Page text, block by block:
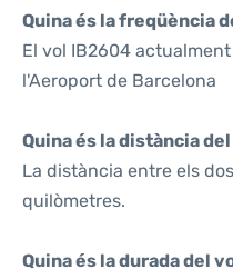
Quina és la freqüència
El vol IB2604
l'Aeroport de Barcelona
Quina és la distància
La distància entre els
quilòmetres.
Quina és la durada del